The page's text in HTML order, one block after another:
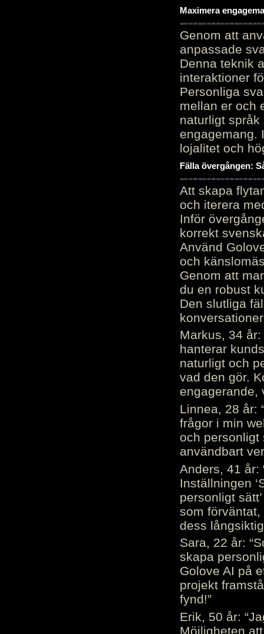
Maximera
Genom att
anpassade
Denna teknik
interaktioner
Personliga
mellan er och
naturligt
engagemang.
lojalitet och
Fälla övergången:
Att skapa
och iterera
Inför
korrekt
Använd
och
Genom att
du en robust
Den slutliga
Markus, 34
hanterar
naturligt och
vad den gör.
engagerande,
Linnea, 28 år:
frågor i min
och personligt
användbart
Anders, 41 år:
Inställningen
personligt
som
dess
Sara, 22 år:
skapa
Golove AI på
projekt
fynd!”
Erik, 50 år:
Möjligheten